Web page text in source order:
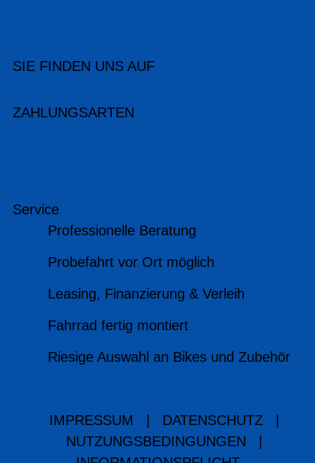
SIE FINDEN UNS AUF
ZAHLUNGSARTEN
Service
Professionelle Beratung
Probefahrt vor Ort möglich
Leasing, Finanzierung & Verleih
Fahrrad fertig montiert
Riesige Auswahl an Bikes und Zubehör
IMPRESSUM DATENSCHUTZ
NUTZUNGSBEDINGUNGEN